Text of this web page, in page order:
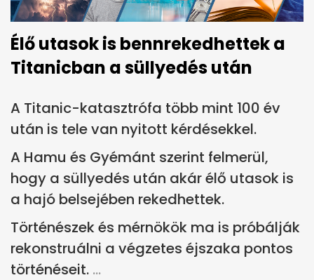
Élő utasok is bennrekedhettek a
Titanicban a süllyedés után
A Titanic-katasztrófa több mint 100 év
után is tele van nyitott kérdésekkel.
A Hamu és Gyémánt szerint felmerül,
hogy a süllyedés után akár élő utasok is
a hajó belsejében rekedhettek.
Történészek és mérnökök ma is próbálják
rekonstruálni a végzetes éjszaka pontos
történéseit.